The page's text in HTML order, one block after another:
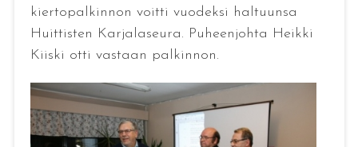
kiertopalkinnon voitti vuodeksi haltuunsa
Huittisten Karjalaseura. Puheenjohta Heikki
Kiiski otti vastaan palkinnon.